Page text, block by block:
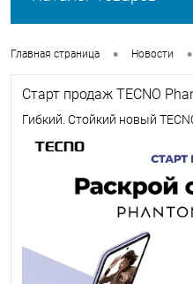
Главная страница • Новости •
Старт продаж TECNO
Гибкий. Стойкий новый